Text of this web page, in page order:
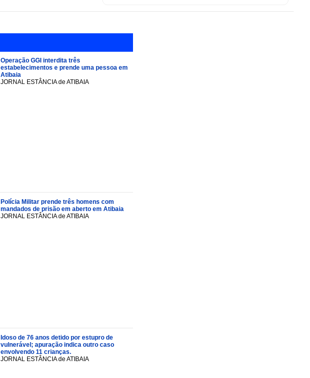
Operação GGI interdita três
estabelecimentos e prende uma pessoa em
Atibaia
JORNAL ESTÂNCIA de ATIBAIA
Polícia Militar prende três homens com
mandados de prisão em aberto em Atibaia
JORNAL ESTÂNCIA de ATIBAIA
Idoso de 76 anos detido por estupro de
vulnerável; apuração indica outro caso
envolvendo 11 crianças.
JORNAL ESTÂNCIA de ATIBAIA